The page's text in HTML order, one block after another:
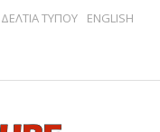
ΔΕΛΤΙΑ ΤΥΠΟΥ ENGLISH